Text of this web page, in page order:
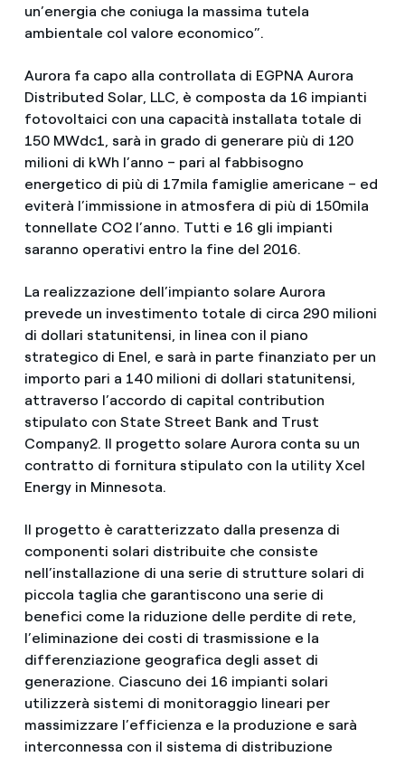
un’energia che coniuga la massima tutela
ambientale col valore economico”.
Aurora fa capo alla controllata di EGPNA Aurora
Distributed Solar, LLC, è composta da 16 impianti
fotovoltaici con una capacità installata totale di
150 MWdc1, sarà in grado di generare più di 120
milioni di kWh l’anno – pari al fabbisogno
energetico di più di 17mila famiglie americane – ed
eviterà l’immissione in atmosfera di più di 150mila
tonnellate CO2 l’anno. Tutti e 16 gli impianti
saranno operativi entro la fine del 2016.
La realizzazione dell’impianto solare Aurora
prevede un investimento totale di circa 290 milioni
di dollari statunitensi, in linea con il piano
strategico di Enel, e sarà in parte finanziato per un
importo pari a 140 milioni di dollari statunitensi,
attraverso l’accordo di capital contribution
stipulato con State Street Bank and Trust
Company2. Il progetto solare Aurora conta su un
contratto di fornitura stipulato con la utility Xcel
Energy in Minnesota.
Il progetto è caratterizzato dalla presenza di
componenti solari distribuite che consiste
nell’installazione di una serie di strutture solari di
piccola taglia che garantiscono una serie di
benefici come la riduzione delle perdite di rete,
l’eliminazione dei costi di trasmissione e la
differenziazione geografica degli asset di
generazione. Ciascuno dei 16 impianti solari
utilizzerà sistemi di monitoraggio lineari per
massimizzare l’efficienza e la produzione e sarà
interconnessa con il sistema di distribuzione